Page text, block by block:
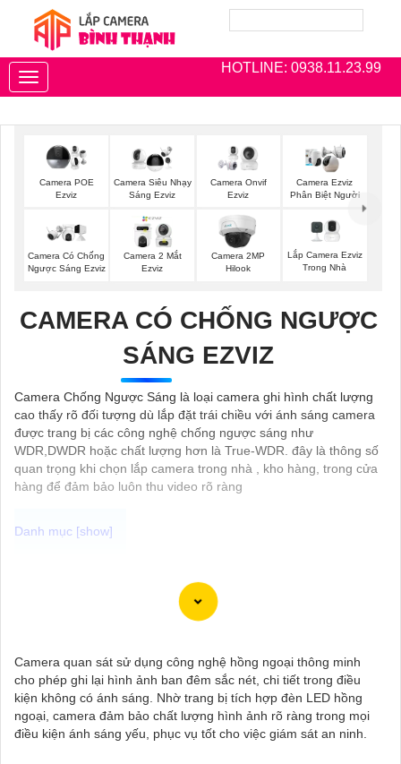
HOTLINE: 0938.11.23.99
Toggle
navigation
Camera POE
Ezviz
Camera Siêu Nhạy
Sáng Ezviz
Camera Onvif
Ezviz
Camera Ezviz
Phân Biệt Người
Camera Có Chống
Ngược Sáng Ezviz
Camera 2 Mắt
Ezviz
Camera 2MP
Hilook
Lắp Camera Ezviz
Trong Nhà
CAMERA CÓ CHỐNG NGƯỢC
SÁNG EZVIZ
Camera Chống Ngược Sáng là loại camera ghi hình chất lượng
cao thấy rõ đối tượng dù lắp đặt trái chiều với ánh sáng camera
được trang bị các công nghệ chống ngược sáng như
WDR,DWDR hoặc chất lượng hơn là True-WDR. đây là thông số
quan trọng khi chọn lắp camera trong nhà , kho hàng, trong cửa
hàng để đảm bảo luôn thu video rõ ràng
Hãy khám phá Camera Wifi Ezviz - dòng sản phẩm chính hãng
với mức giá rất hấp dẫn. Với thiết kế hiện đại, dễ dàng lắp đặt và
điện thoại thông minh.
Không chỉ vậy, sản phẩm cũng mang lại chất lượng hình ảnh sắc
nét và độ phân giải cao, cho phép bạn theo dõi mọi hoạt động
một cách dễ dàng. Đừng bỏ lỡ cơ hội sở hữu Camera Wifi Ezviz
giá rẻ chính hãng để bảo vệ tài sản và gia đình của bạn ngay
Camera quan sát sử dụng công nghệ hồng ngoại thông minh
cho phép ghi lại hình ảnh ban đêm sắc nét, chi tiết trong điều
kiện không có ánh sáng. Nhờ trang bị tích hợp đèn LED hồng
ngoại, camera đảm bảo chất lượng hình ảnh rõ ràng trong mọi
điều kiện ánh sáng yếu, phục vụ tốt cho việc giám sát an ninh.